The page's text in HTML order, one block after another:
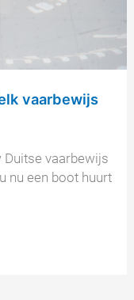
vaarbewijs
vaarbewijs
nu een boot huurt